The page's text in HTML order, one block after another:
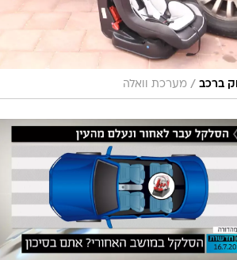
ארכיון מדורים
כתבו לנו
אביזרים לרכב
ברכב / מערכת וואלה